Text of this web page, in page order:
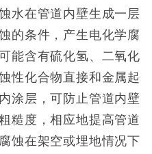
水在管道内壁生成一层
的条件，产生电化学腐
能含有硫化氢、二氧化
性化合物直接和金属起
涂层，可防止管道内壁
糙度，相应地提高管道
蚀在架空或埋地情况下